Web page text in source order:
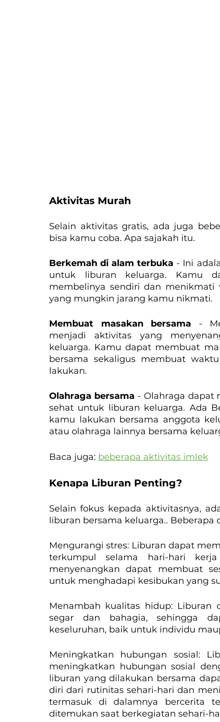
Aktivitas Murah
Selain aktivitas gratis, ada juga
bisa kamu coba. Apa sajakah itu.
Berkemah di alam terbuka - Ini
untuk liburan keluarga. Kamu
membelinya sendiri dan
yang mungkin jarang kamu nikmati.
Membuat masakan bersama -
menjadi aktivitas yang
keluarga. Kamu dapat membuat
bersama sekaligus membuat
lakukan.
Olahraga bersama - Olahraga dapat
sehat untuk liburan keluarga. Ada
kamu lakukan bersama anggota
atau olahraga lainnya bersama
Baca juga: beberapa aktivitas imlek
Kenapa Liburan Penting?
Selain fokus kepada aktivitasnya,
liburan bersama keluarga.. Beberapa
Mengurangi stres: Liburan dapat
terkumpul selama hari-hari
menyenangkan dapat membuat
untuk menghadapi kesibukan yang
Menambah kualitas hidup: Liburan
segar dan bahagia, sehingga
keseluruhan, baik untuk individu
Meningkatkan hubungan sosial:
meningkatkan hubungan sosial
liburan yang dilakukan bersama
diri dari rutinitas sehari-hari dan
termasuk di dalamnya bercerita
ditemukan saat berkegiatan sehari-